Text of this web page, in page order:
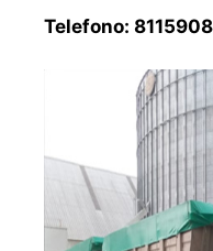
Telefono: